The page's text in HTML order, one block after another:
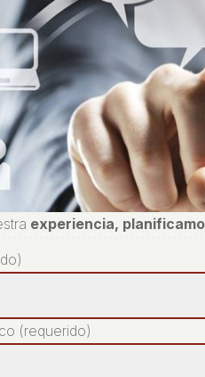
experiencia,
(requerido)